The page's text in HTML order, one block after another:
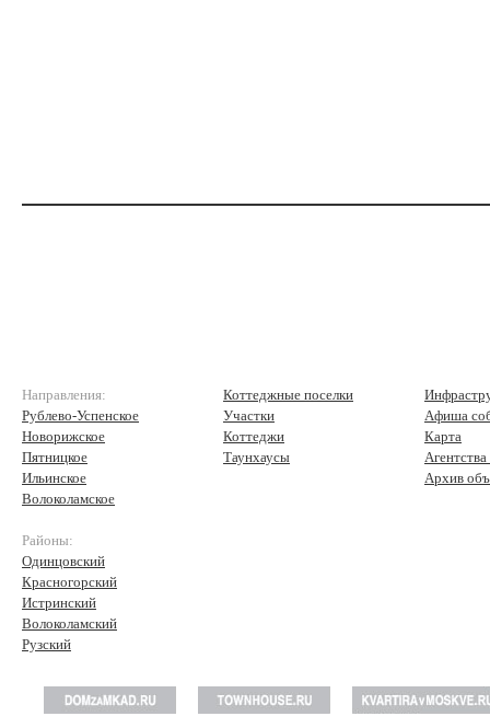
Направления:
Рублево-Успенское
Новорижское
Пятницкое
Ильинское
Волоколамское
Районы:
Одинцовский
Красногорский
Истринский
Волоколамский
Рузский
Коттеджные поселки
Участки
Коттеджи
Таунхаусы
Афиша
Карта
Архив